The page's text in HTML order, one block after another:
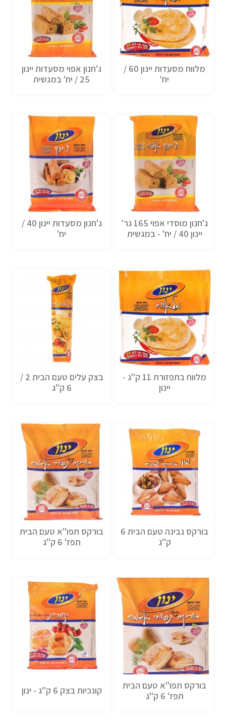
מלווח מסעדות יינון 60 /
יח'
ג'חנון אפוי מסעדות יינון
25 / יח' במגשית
ג'חנון מוסדי אפוי 165 גר'
יינון 40 / יח' - במגשית
ג'חנון מסעדות יינון 40 /
יח'
מלווח בתפזורת 11 ק''ג -
יינון
בצק עלים טעם הבית 2 /
6 ק''ג
בורקס גבינה טעם הבית 6
ק''ג
בורקס תפו''א טעם הבית
תפז' 6 ק''ג
בורקס תפו''א טעם הבית
תפז' 6 ק''ג
קונכיות בצק 6 ק''ג - ינון